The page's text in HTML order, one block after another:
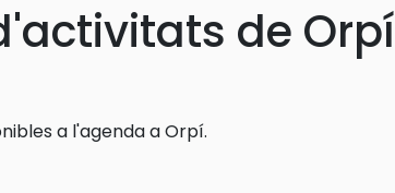
de Orpí
a l'agenda a Orpí.